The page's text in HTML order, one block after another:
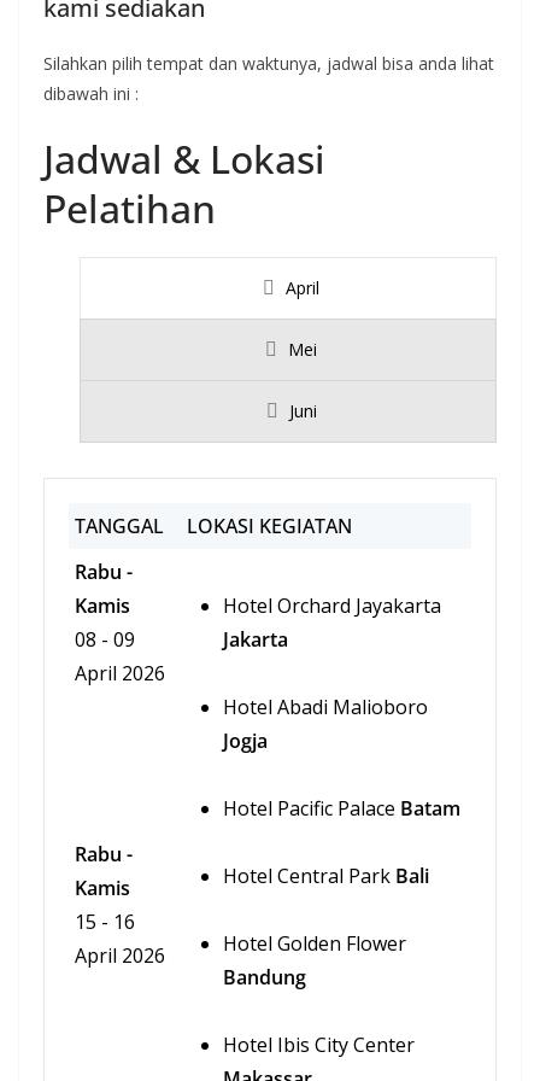
kami sediakan
Silahkan pilih tempat dan waktunya, jadwal bisa anda lihat
dibawah ini :
Jadwal & Lokasi
Pelatihan
April
Mei
Juni
TANGGAL
LOKASI KEGIATAN
Rabu -
Kamis
08 - 09
April 2026
Hotel Orchard Jayakarta
Jakarta
Hotel Abadi Malioboro
Jogja
Hotel Pacific Palace Batam
Hotel Central Park Bali
Hotel Golden Flower
Bandung
Hotel Ibis City Center
Rabu -
Kamis
15 - 16
April 2026